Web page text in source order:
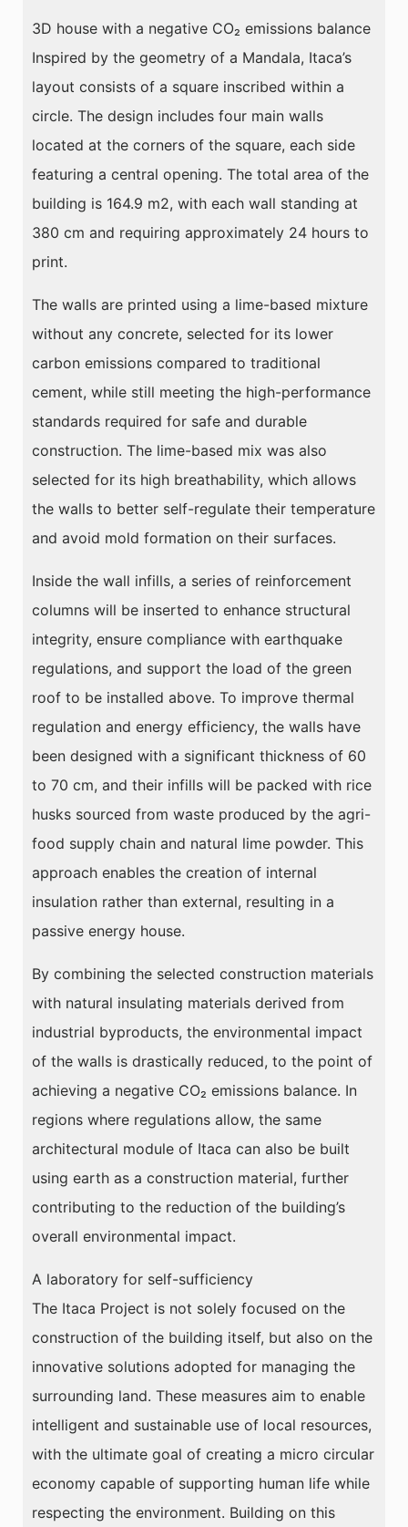
3D house with a negative CO₂ emissions balance
Inspired by the geometry of a Mandala, Itaca’s
layout consists of a square inscribed within a
circle. The design includes four main walls
located at the corners of the square, each side
featuring a central opening. The total area of the
building is 164.9 m2, with each wall standing at
380 cm and requiring approximately 24 hours to
print.
The walls are printed using a lime-based mixture
without any concrete, selected for its lower
carbon emissions compared to traditional
cement, while still meeting the high-performance
standards required for safe and durable
construction. The lime-based mix was also
selected for its high breathability, which allows
the walls to better self-regulate their temperature
and avoid mold formation on their surfaces.
Inside the wall infills, a series of reinforcement
columns will be inserted to enhance structural
integrity, ensure compliance with earthquake
regulations, and support the load of the green
roof to be installed above. To improve thermal
regulation and energy efficiency, the walls have
been designed with a significant thickness of 60
to 70 cm, and their infills will be packed with rice
husks sourced from waste produced by the agri-
food supply chain and natural lime powder. This
approach enables the creation of internal
insulation rather than external, resulting in a
passive energy house.
By combining the selected construction materials
with natural insulating materials derived from
industrial byproducts, the environmental impact
of the walls is drastically reduced, to the point of
achieving a negative CO₂ emissions balance. In
regions where regulations allow, the same
architectural module of Itaca can also be built
using earth as a construction material, further
contributing to the reduction of the building’s
overall environmental impact.
A laboratory for self-sufficiency
The Itaca Project is not solely focused on the
construction of the building itself, but also on the
innovative solutions adopted for managing the
surrounding land. These measures aim to enable
intelligent and sustainable use of local resources,
with the ultimate goal of creating a micro circular
economy capable of supporting human life while
respecting the environment. Building on this